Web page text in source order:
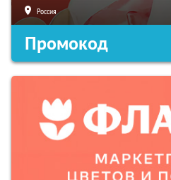
Россия
Промокод